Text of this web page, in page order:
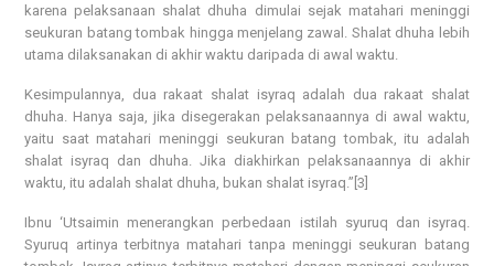
karena pelaksanaan shalat dhuha dimulai sejak matahari meninggi
seukuran batang tombak hingga menjelang zawal. Shalat dhuha lebih
utama dilaksanakan di akhir waktu daripada di awal waktu.
Kesimpulannya, dua rakaat shalat isyraq adalah dua rakaat shalat
dhuha. Hanya saja, jika disegerakan pelaksanaannya di awal waktu,
yaitu saat matahari meninggi seukuran batang tombak, itu adalah
shalat isyraq dan dhuha. Jika diakhirkan pelaksanaannya di akhir
waktu, itu adalah shalat dhuha, bukan shalat isyraq.”[3]
Ibnu ‘Utsaimin menerangkan perbedaan istilah syuruq dan isyraq.
Syuruq artinya terbitnya matahari tanpa meninggi seukuran batang